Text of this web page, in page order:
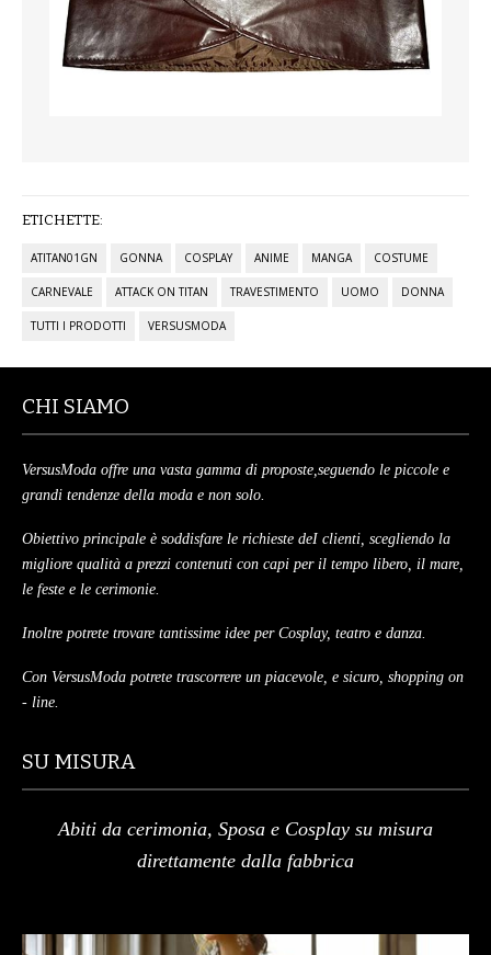
VESTITI
CAPISPALLA
CARNEVALE
GONNE
PANTALONI
SCARPE
TAGLIE FORTI
TOP
TUTE PANTALONI
CARNEVALE
ETICHETTE:
ATITAN01GN GONNA COSPLAY ANIME MANGA COSTUME
CARNEVALE ATTACK ON TITAN TRAVESTIMENTO UOMO DONNA
TUTTI I PRODOTTI VERSUSMODA
CHI SIAMO
VersusModa offre una vasta gamma di proposte,seguendo le piccole e
grandi tendenze della moda e non solo.
Obiettivo principale è soddisfare le richieste deI clienti, scegliendo la
migliore qualità a prezzi contenuti con capi per il tempo libero, il mare,
le feste e le cerimonie.
Inoltre potrete trovare tantissime idee per Cosplay, teatro e danza.
Con VersusModa potrete trascorrere un piacevole, e sicuro, shopping on
- line.
SU MISURA
Abiti da cerimonia, Sposa e Cosplay su misura
direttamente dalla fabbrica